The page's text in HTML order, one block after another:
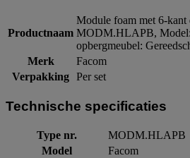
Productnaam
Module foam met 6-kant
MODM.HLAPB,
opbergmeubel:
Merk
Facom
Verpakking Per set
Technische specificaties
Type nr.
MODM.HLAPB
Model
Facom